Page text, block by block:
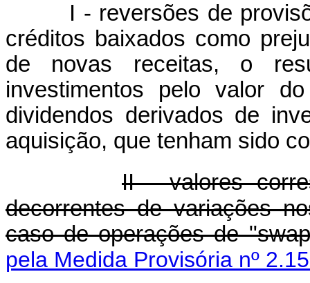
I - reversões de
créditos baixados como
de novas receitas, o
investimentos pelo valor
dividendos derivados de
aquisição, que tenham sido
II - valores
decorrentes de variações
caso de operações de
pela Medida Provisória nº